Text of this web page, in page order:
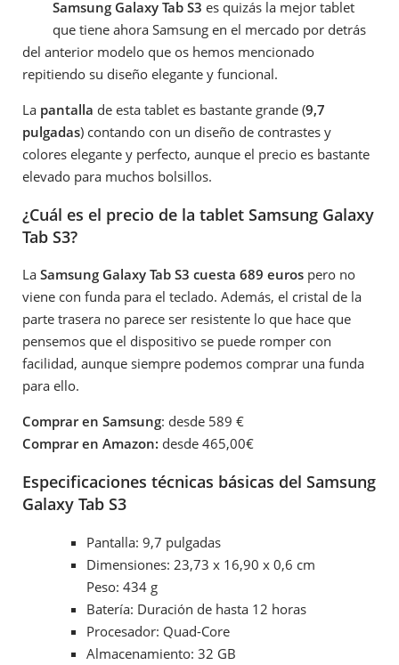
Samsung Galaxy Tab S3 es quizás la mejor tablet
que tiene ahora Samsung en el mercado por detrás
del anterior modelo que os hemos mencionado
repitiendo su diseño elegante y funcional.
La pantalla de esta tablet es bastante grande (9,7
pulgadas) contando con un diseño de contrastes y
colores elegante y perfecto, aunque el precio es bastante
elevado para muchos bolsillos.
¿Cuál es el precio de la tablet Samsung Galaxy
Tab S3?
La Samsung Galaxy Tab S3 cuesta 689 euros pero no
viene con funda para el teclado. Además, el cristal de la
parte trasera no parece ser resistente lo que hace que
pensemos que el dispositivo se puede romper con
facilidad, aunque siempre podemos comprar una funda
para ello.
Comprar en Samsung: desde 589 €
Comprar en Amazon: desde 465,00€
Especificaciones técnicas básicas del Samsung
Galaxy Tab S3
Pantalla: 9,7 pulgadas
Dimensiones: 23,73 x 16,90 x 0,6 cm
Peso: 434 g
Batería: Duración de hasta 12 horas
Procesador: Quad-Core
Almacenamiento: 32 GB